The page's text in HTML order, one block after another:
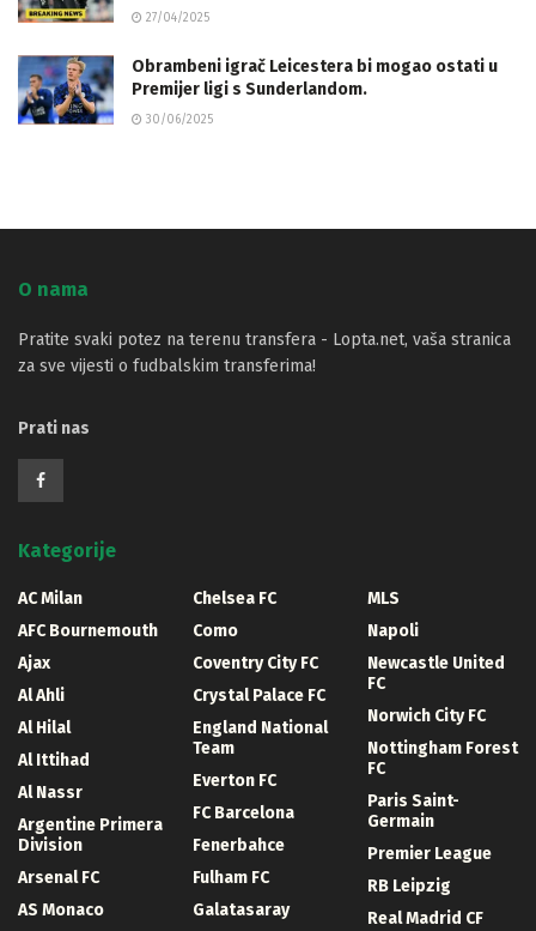
27/04/2025
Obrambeni igrač Leicestera bi mogao ostati u
Premijer ligi s Sunderlandom.
30/06/2025
O nama
Pratite svaki potez na terenu transfera - Lopta.net, vaša stranica
za sve vijesti o fudbalskim transferima!
Prati nas
Kategorije
AC Milan
AFC Bournemouth
Ajax
Al Ahli
Al Hilal
Al Ittihad
Al Nassr
Argentine Primera
Division
Arsenal FC
AS Monaco
Chelsea FC
Como
Coventry City FC
Crystal Palace FC
England National
Team
Everton FC
FC Barcelona
Fenerbahce
Fulham FC
Galatasaray
MLS
Napoli
Newcastle United
FC
Norwich City FC
Nottingham Forest
FC
Paris Saint-
Germain
Premier League
RB Leipzig
Real Madrid CF